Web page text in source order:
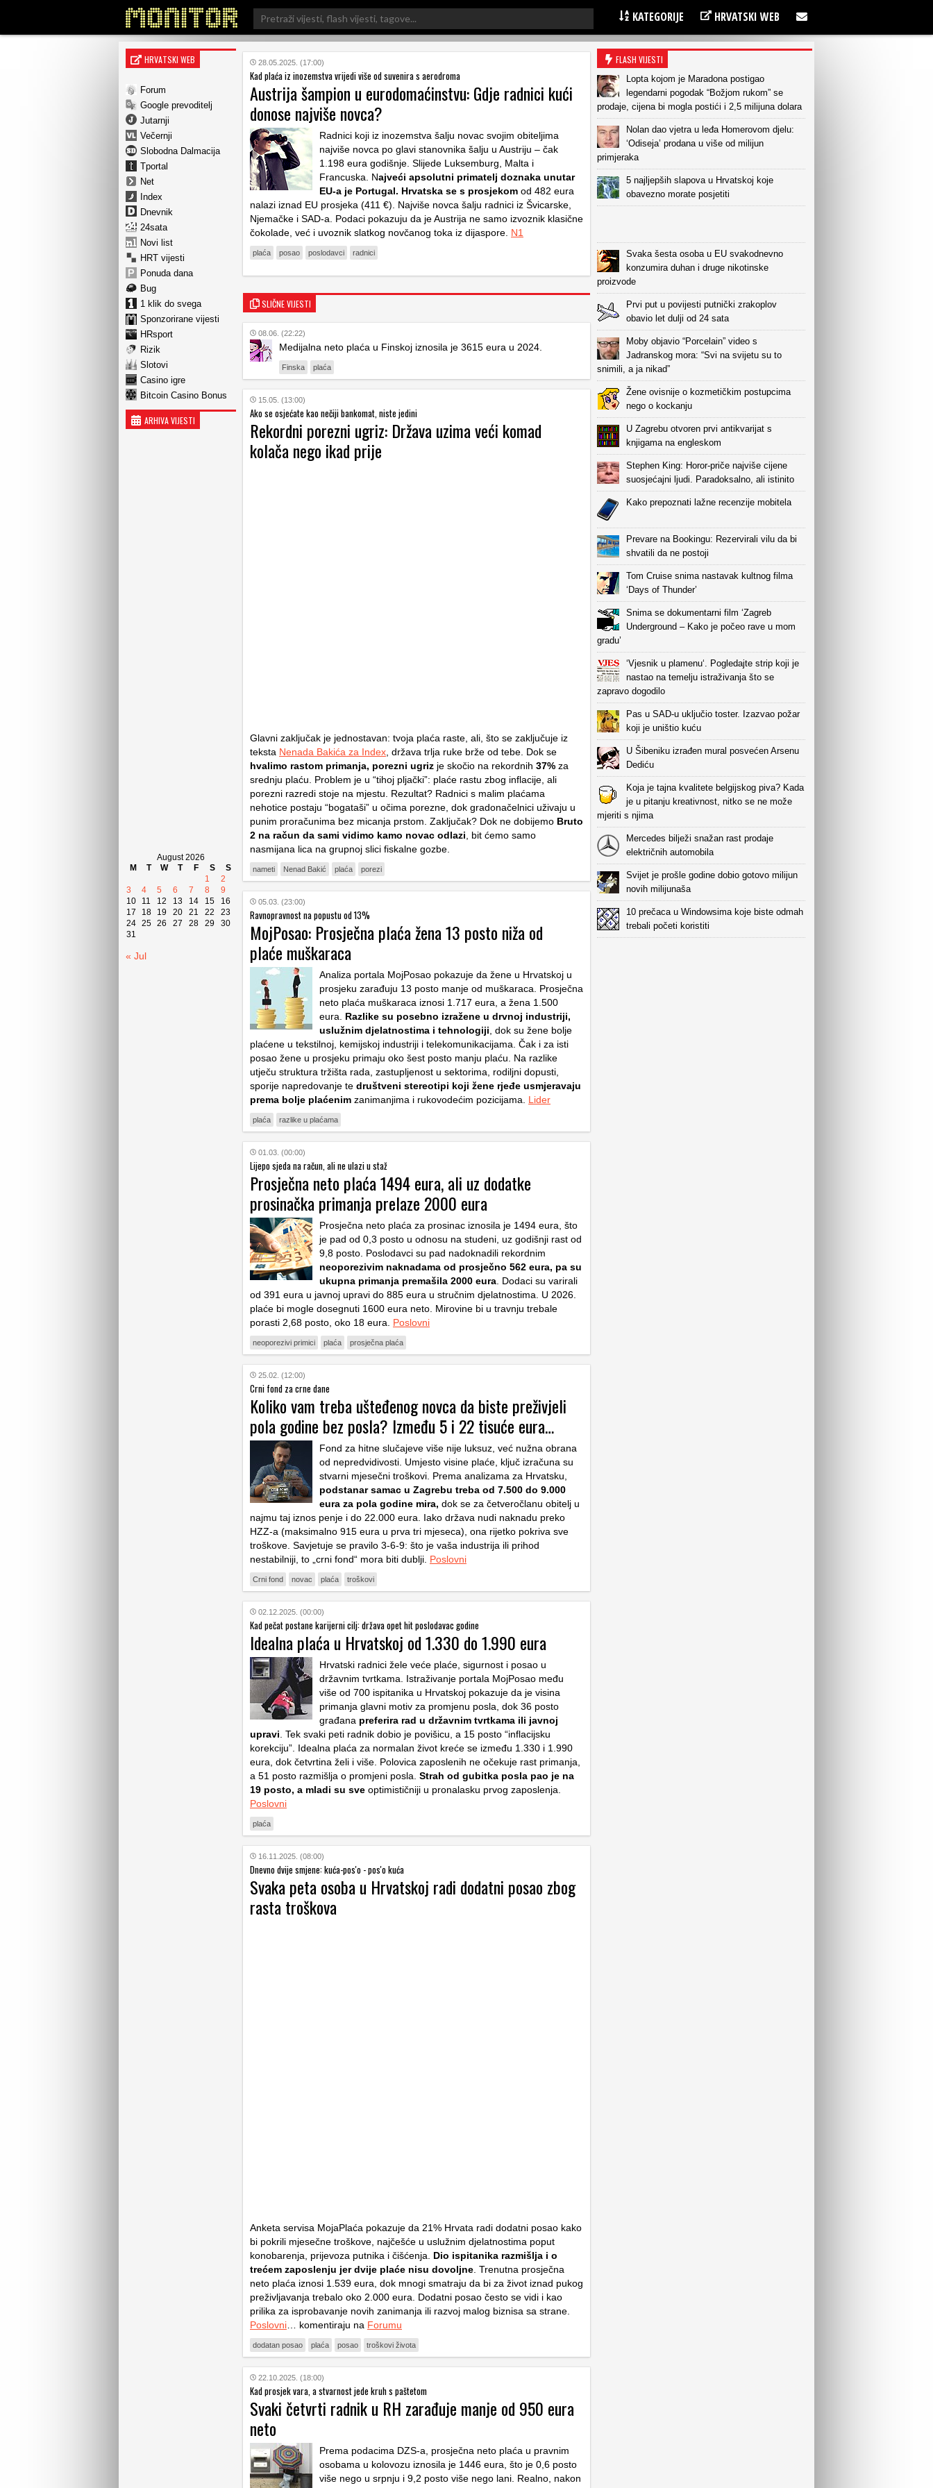
Search
for:
KATEGORIJE HRVATSKI WEB
HRVATSKI WEB
Forum
Google prevoditelj
Jutarnji
Večernji
Slobodna Dalmacija
Tportal
Net
Index
Dnevnik
24sata
Novi list
HRT vijesti
Ponuda dana
Bug
1 klik do svega
Sponzorirane vijesti
HRsport
Rizik
Slotovi
Casino igre
Bitcoin Casino Bonus
ARHIVA VIJESTI
August 2026
M
T W T F S
S
1
2
3
4 5 6 7 8
9
10
11 12 13 14 15
16
17
18 19 20 21 22
23
24 25 26 27 28 29
30
31
« Jul
28.05.2025. (17:00)
Kad plaća iz inozemstva vrijedi više od suvenira s aerodroma
Austrija šampion u eurodomaćinstvu: Gdje radnici kući
donose najviše novca?
Radnici koji iz inozemstva šalju novac svojim obiteljima
najviše novca po glavi stanovnika šalju u Austriju – čak
1.198 eura godišnje. Slijede Luksemburg, Malta i
Francuska. Najveći apsolutni primatelj doznaka unutar
EU-a je Portugal. Hrvatska se s prosjekom od 482 eura
nalazi iznad EU prosjeka (411 €). Najviše novca šalju radnici iz Švicarske,
Njemačke i SAD-a. Podaci pokazuju da je Austrija ne samo izvoznik klasične
čokolade, već i uvoznik slatkog novčanog toka iz dijaspore. N1
plaća posao poslodavci radnici
SLIČNE VIJESTI
08.06. (22:22)
Medijalna neto plaća u Finskoj iznosila je 3615 eura u 2024.
Finska plaća
15.05. (13:00)
Ako se osjećate kao nečiji bankomat, niste jedini
Rekordni porezni ugriz: Država uzima veći komad
kolača nego ikad prije
Glavni zaključak je jednostavan: tvoja plaća raste, ali, što se zaključuje iz
teksta Nenada Bakića za Index , država trlja ruke brže od tebe. Dok se
hvalimo rastom primanja, porezni ugriz je skočio na rekordnih 37% za
srednju plaću. Problem je u “tihoj pljački”: plaće rastu zbog inflacije, ali
porezni razredi stoje na mjestu. Rezultat? Radnici s malim plaćama
nehotice postaju “bogataši” u očima porezne, dok gradonačelnici uživaju u
punim proračunima bez micanja prstom. Zaključak? Dok ne dobijemo Bruto
2 na račun da sami vidimo kamo novac odlazi , bit ćemo samo
nasmijana lica na grupnoj slici fiskalne gozbe.
nameti Nenad Bakić plaća porezi
05.03. (23:00)
Ravnopravnost na popustu od 13%
MojPosao: Prosječna plaća žena 13 posto niža od
plaće muškaraca
Analiza portala MojPosao pokazuje da žene u Hrvatskoj u
prosjeku zarađuju 13 posto manje od muškaraca. Prosječna
neto plaća muškaraca iznosi 1.717 eura, a žena 1.500
eura. Razlike su posebno izražene u drvnoj industriji,
uslužnim djelatnostima i tehnologiji , dok su žene bolje
plaćene u tekstilnoj, kemijskoj industriji i telekomunikacijama. Čak i za isti
posao žene u prosjeku primaju oko šest posto manju plaću. Na razlike
utječu struktura tržišta rada, zastupljenost u sektorima, rodiljni dopusti,
sporije napredovanje te društveni stereotipi koji žene rjeđe usmjeravaju
prema bolje plaćenim zanimanjima i rukovodećim pozicijama. Lider
plaća razlike u plaćama
01.03. (00:00)
Lijepo sjeda na račun, ali ne ulazi u staž
Prosječna neto plaća 1494 eura, ali uz dodatke
prosinačka primanja prelaze 2000 eura
Prosječna neto plaća za prosinac iznosila je 1494 eura, što
je pad od 0,3 posto u odnosu na studeni, uz godišnji rast od
9,8 posto. Poslodavci su pad nadoknadili rekordnim
neoporezivim naknadama od prosječno 562 eura, pa su
ukupna primanja premašila 2000 eura . Dodaci su varirali
od 391 eura u javnoj upravi do 885 eura u stručnim djelatnostima. U 2026.
plaće bi mogle dosegnuti 1600 eura neto. Mirovine bi u travnju trebale
porasti 2,68 posto, oko 18 eura. Poslovni
neoporezivi primici plaća prosječna plaća
25.02. (12:00)
Crni fond za crne dane
Koliko vam treba ušteđenog novca da biste preživjeli
pola godine bez posla? Između 5 i 22 tisuće eura…
Fond za hitne slučajeve više nije luksuz, već nužna obrana
od nepredvidivosti. Umjesto visine plaće, ključ izračuna su
stvarni mjesečni troškovi. Prema analizama za Hrvatsku,
podstanar samac u Zagrebu treba od 7.500 do 9.000
eura za pola godine mira, dok se za četveročlanu obitelj u
najmu taj iznos penje i do 22.000 eura. Iako država nudi naknadu preko
HZZ-a (maksimalno 915 eura u prva tri mjeseca), ona rijetko pokriva sve
troškove. Savjetuje se pravilo 3-6-9: što je vaša industrija ili prihod
nestabilniji, to „crni fond“ mora biti dublji. Poslovni
Crni fond novac plaća troškovi
02.12.2025. (00:00)
Kad pečat postane karijerni cilj: država opet hit poslodavac godine
Idealna plaća u Hrvatskoj od 1.330 do 1.990 eura
Hrvatski radnici žele veće plaće, sigurnost i posao u
državnim tvrtkama. Istraživanje portala MojPosao među
više od 700 ispitanika u Hrvatskoj pokazuje da je visina
primanja glavni motiv za promjenu posla, dok 36 posto
građana preferira rad u državnim tvrtkama ili javnoj
upravi . Tek svaki peti radnik dobio je povišicu, a 15 posto “inflacijsku
korekciju”. Idealna plaća za normalan život kreće se između 1.330 i 1.990
eura, dok četvrtina želi i više. Polovica zaposlenih ne očekuje rast primanja,
a 51 posto razmišlja o promjeni posla. Strah od gubitka posla pao je na
19 posto, a mladi su sve optimističniji u pronalasku prvog zaposlenja.
Poslovni
plaća
16.11.2025. (08:00)
Dnevno dvije smjene: kuća-pos'o - pos'o kuća
Svaka peta osoba u Hrvatskoj radi dodatni posao zbog
rasta troškova
Anketa servisa MojaPlaća pokazuje da 21% Hrvata radi dodatni posao kako
bi pokrili mjesečne troškove, najčešće u uslužnim djelatnostima poput
konobarenja, prijevoza putnika i čišćenja.
Dio ispitanika razmišlja i o
trećem zaposlenju jer dvije plaće nisu dovoljne . Trenutna prosječna
neto plaća iznosi 1.539 eura, dok mnogi smatraju da bi za život iznad pukog
preživljavanja trebalo oko 2.000 eura. Dodatni posao često se vidi i kao
prilika za isprobavanje novih zanimanja ili razvoj malog biznisa sa strane.
Poslovni … komentiraju na Forumu
dodatan posao plaća posao troškovi života
22.10.2025. (18:00)
Kad prosjek vara, a stvarnost jede kruh s paštetom
Svaki četvrti radnik u RH zarađuje manje od 950 eura
neto
Prema podacima DZS-a, prosječna neto plaća u pravnim
osobama u kolovozu iznosila je 1446 eura, što je 0,6 posto
više nego u srpnju i 9,2 posto više nego lani. Realno, nakon
FLASH VIJESTI
Lopta kojom je Maradona postigao
legendarni pogodak “Božjom rukom” se
prodaje, cijena bi mogla postići i 2,5 milijuna dolara
Nolan dao vjetra u leđa Homerovom djelu:
‘Odiseja’ prodana u više od milijun
primjeraka
5 najljepših slapova u Hrvatskoj koje
obavezno morate posjetiti
Svaka šesta osoba u EU svakodnevno
konzumira duhan i druge nikotinske
proizvode
Prvi put u povijesti putnički zrakoplov
obavio let dulji od 24 sata
Moby objavio “Porcelain” video s
Jadranskog mora: “Svi na svijetu su to
snimili, a ja nikad”
Žene ovisnije o kozmetičkim postupcima
nego o kockanju
U Zagrebu otvoren prvi antikvarijat s
knjigama na engleskom
Stephen King: Horor-priče najviše cijene
suosjećajni ljudi. Paradoksalno, ali istinito
Kako prepoznati lažne recenzije mobitela
Prevare na Bookingu: Rezervirali vilu da bi
shvatili da ne postoji
Tom Cruise snima nastavak kultnog filma
‘Days of Thunder’
Snima se dokumentarni film ‘Zagreb
Underground – Kako je počeo rave u mom
gradu’
‘Vjesnik u plamenu‘. Pogledajte strip koji je
nastao na temelju istraživanja što se
zapravo dogodilo
Pas u SAD-u uključio toster. Izazvao požar
koji je uništio kuću
U Šibeniku izrađen mural posvećen Arsenu
Dediću
Koja je tajna kvalitete belgijskog piva? Kada
je u pitanju kreativnost, nitko se ne može
mjeriti s njima
Mercedes bilježi snažan rast prodaje
električnih automobila
Svijet je prošle godine dobio gotovo milijun
novih milijunaša
10 prečaca u Windowsima koje biste odmah
trebali početi koristiti